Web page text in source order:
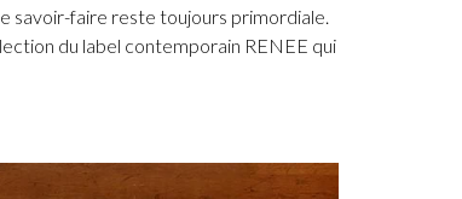
savoir-faire reste toujours primordiale.
du label contemporain RENEE qui